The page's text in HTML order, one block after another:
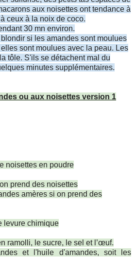
aux noisettes ont tendance à
ceux à la noix de coco.
30 mn environ.
si les amandes sont moulues
sont moulues avec la peau. Les
tôle. S'ils se détachent mal du
minutes supplémentaires.
ou aux noisettes version 1
noisettes en poudre
prend des noisettes
amères si on prend des
levure chimique
ramolli, le sucre, le sel et l’œuf.
et l'huile d'amandes, soit les